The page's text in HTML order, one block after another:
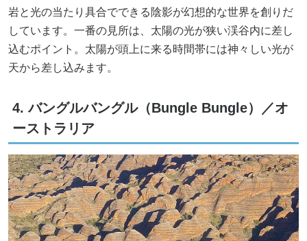
岩と光の当たり具合でできる陰影が幻想的な世界を創りだ
しています。一番の見所は、太陽の光が狭い渓谷内に差し
込むポイント。太陽が頭上に来る時間帯には神々しい光が
天から差し込みます。
4. バングルバングル（Bungle Bungle）／オ
ーストラリア